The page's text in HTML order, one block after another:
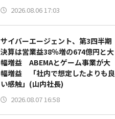
2026.08.06 17:03
サイバーエージェント、第3四半期
決算は営業益38％増の674億円と大
幅増益 ABEMAとゲーム事業が大
幅増益 「社内で想定したよりも良
い感触」(山内社長)
2026.08.07 16:58